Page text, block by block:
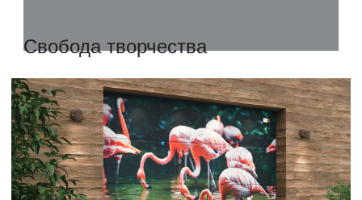
Свободатворчества